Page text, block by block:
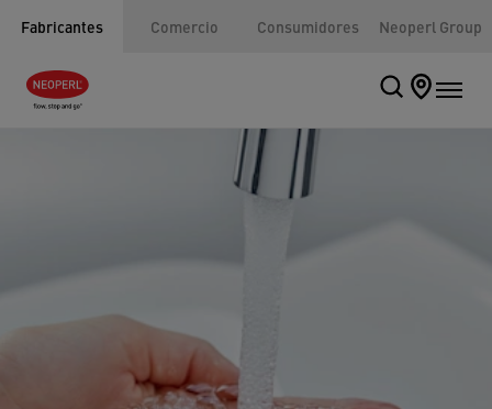
Fabricantes Comercio Consumidores Neoperl Group